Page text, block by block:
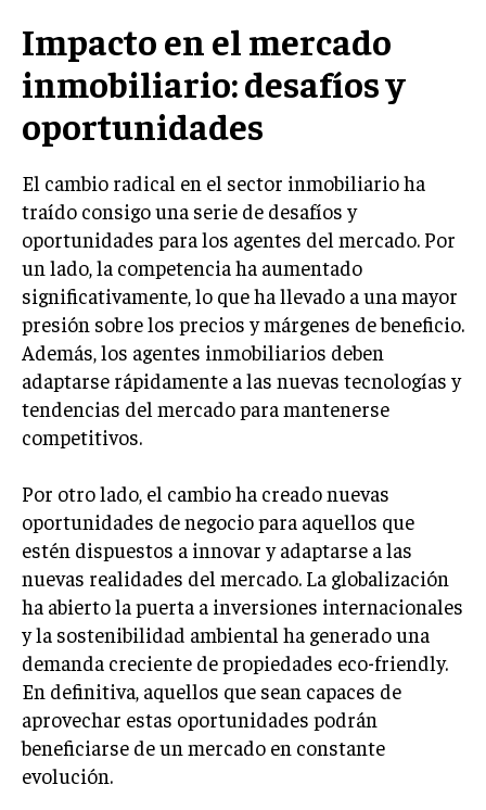
E-COMMERCE
E-COMMERCE Y COMERCIO ELECTRÓNICO
PRECIOS
EMPRESAS Y STARTUPS TECNOLÓGICAS
GESTIÓN DE LA EXPERIENCIA DEL CLIENTE
MÁS
PROYECTOS
GESTIÓN DE PROYECTOS
GESTIÓN DE OPERACIONES Y CADENA DE
SUMINISTRO
LOGÍSTICA EMPRESARIAL
CALIDAD Y MEJORA CONTINUA
TALENTOS
RECURSOS HUMANOS Y GESTIÓN DEL
TALENTO
COMPENSACIÓN Y BENEFICIOS
RECLUTAMIENTO Y SELECCIÓN
DESARROLLO DE PERSONAL
GESTIÓN DEL DESEMPEÑO
CULTURA Y CLIMA ORGANIZACIONAL
Impacto en el mercado
inmobiliario: desafíos y
oportunidades
El cambio radical en el sector inmobiliario ha
traído consigo una serie de desafíos y
oportunidades para los agentes del mercado. Por
un lado, la competencia ha aumentado
significativamente, lo que ha llevado a una mayor
presión sobre los precios y márgenes de beneficio.
Además, los agentes inmobiliarios deben
adaptarse rápidamente a las nuevas tecnologías y
tendencias del mercado para mantenerse
competitivos.
Por otro lado, el cambio ha creado nuevas
oportunidades de negocio para aquellos que
estén dispuestos a innovar y adaptarse a las
nuevas realidades del mercado. La globalización
ha abierto la puerta a inversiones internacionales
y la sostenibilidad ambiental ha generado una
demanda creciente de propiedades eco-friendly.
En definitiva, aquellos que sean capaces de
aprovechar estas oportunidades podrán
beneficiarse de un mercado en constante
evolución.